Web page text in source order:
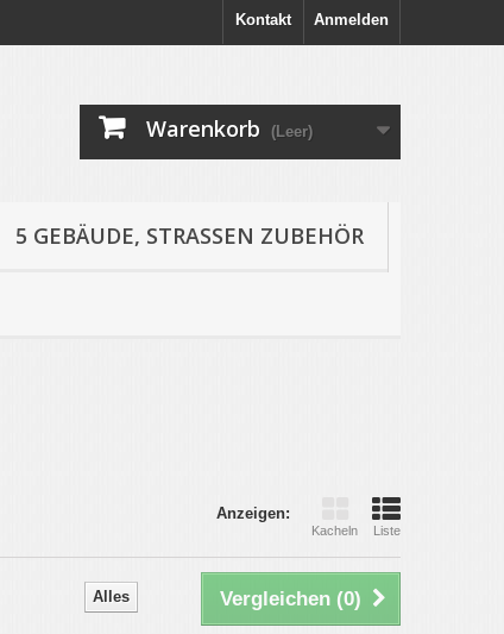
Anmelden
Kontakt
Warenkorb (Leer)
5 GEBÄUDE, STRASSEN ZUBEHÖR
Anzeigen:
Kacheln Liste
Vergleichen (0)
Alles